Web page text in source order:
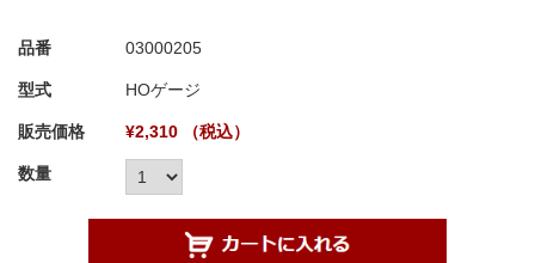
品番 03000205
型式 HOゲージ
販売価格 ¥2,310 （税込）
数量